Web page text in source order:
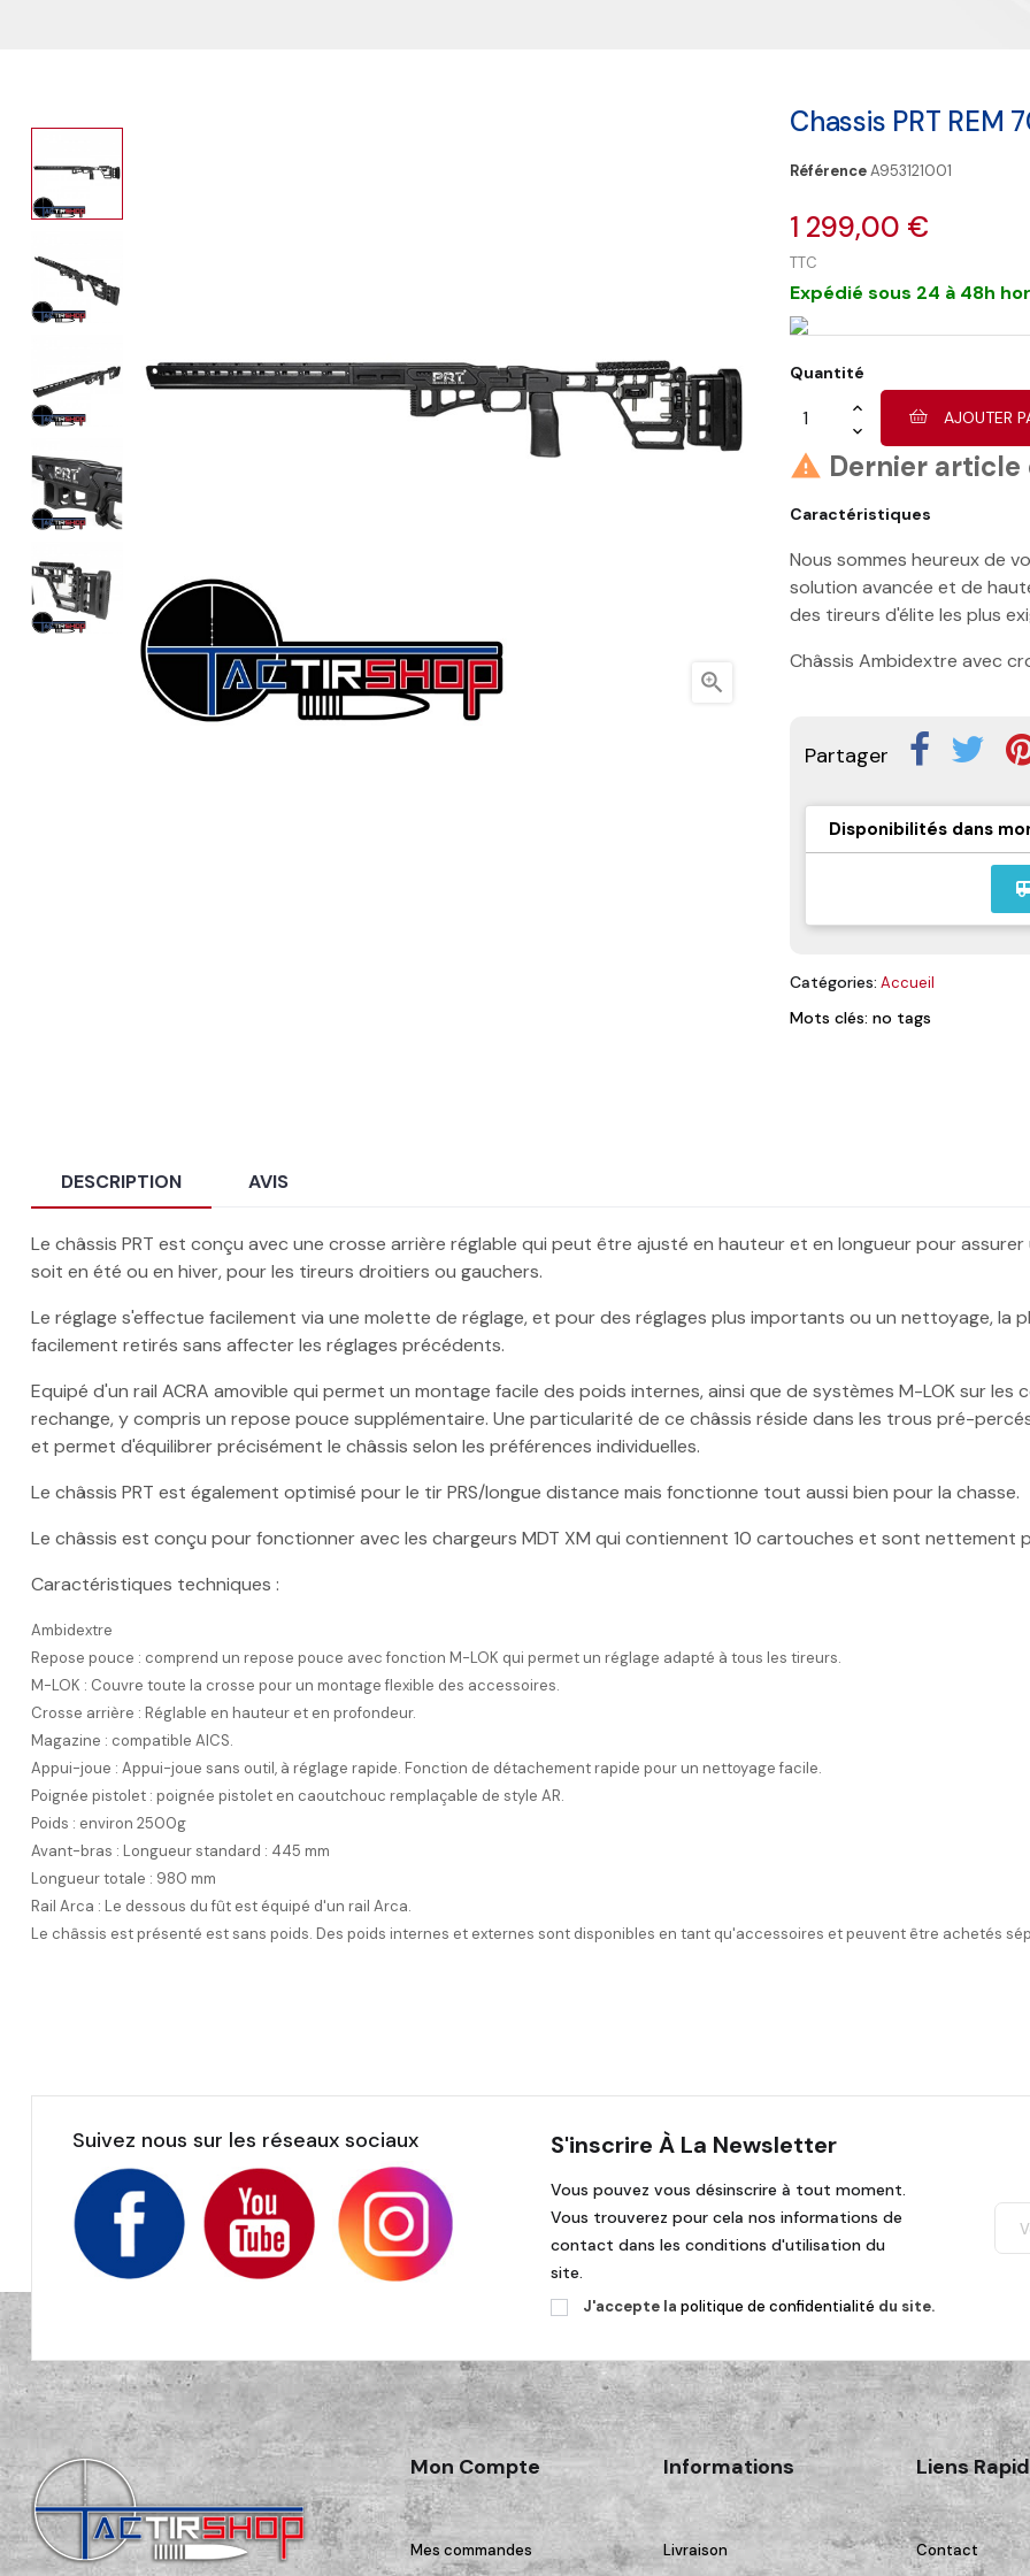

Chassis PRT REM
RéférenceA953121001
1 299,00 €
TTC
Expédié sous 24 à 48h
Quantité
AJOUTER
 Dernier article
Caractéristiques
Nous sommes heureux de
solution avancée et de
des tireurs d'élite les plus
Châssis Ambidextre avec
Partager
Disponibilités dans
Catégories: Accueil
Mots clés: no tags
DESCRIPTION AVIS
Le châssis PRT est conçu avec une crosse arrière réglable qui peut être ajusté en hauteur et en longueur pour
soit en été ou en hiver, pour les tireurs droitiers ou gauchers.
Le réglage s'effectue facilement via une molette de réglage, et pour des réglages plus importants ou un nettoyage,
facilement retirés sans affecter les réglages précédents.
Equipé d'un rail ACRA amovible qui permet un montage facile des poids internes, ainsi que de systèmes M-LOK sur
rechange, y compris un repose pouce supplémentaire. Une particularité de ce châssis réside dans les trous pré-
et permet d'équilibrer précisément le châssis selon les préférences individuelles.
Le châssis PRT est également optimisé pour le tir PRS/longue distance mais fonctionne tout aussi bien pour la chasse.
Le châssis est conçu pour fonctionner avec les chargeurs MDT XM qui contiennent 10 cartouches et sont nettement
Caractéristiques techniques :
Ambidextre
Repose pouce : comprend un repose pouce avec fonction M-LOK qui permet un réglage adapté à tous les tireurs.
M-LOK : Couvre toute la crosse pour un montage flexible des accessoires.
Crosse arrière : Réglable en hauteur et en profondeur.
Magazine : compatible AICS.
Appui-joue : Appui-joue sans outil, à réglage rapide. Fonction de détachement rapide pour un nettoyage facile.
Poignée pistolet : poignée pistolet en caoutchouc remplaçable de style AR.
Poids : environ 2500g
Avant-bras : Longueur standard : 445 mm
Longueur totale : 980 mm
Rail Arca : Le dessous du fût est équipé d'un rail Arca.
Le châssis est présenté est sans poids. Des poids internes et externes sont disponibles en tant qu'accessoires et peuvent être achetés
Suivez nous sur les réseaux sociaux S'inscrire À La Newsletter
Vous pouvez vous désinscrire à tout moment.
Vous trouverez pour cela nos informations de
contact dans les conditions d'utilisation du
site.
J'accepte la politique de confidentialité du site.
Mon Compte
Mes commandes
Informations
Livraison
Liens
Contact